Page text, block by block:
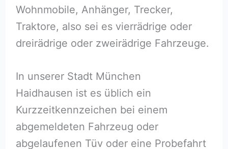
Wohnmobile, Anhänger, Trecker,
Traktore, also sei es vierrädrige oder
dreirädrige oder zweirädrige Fahrzeuge.
In unserer Stadt München
Haidhausen ist es üblich ein
Kurzzeitkennzeichen bei einem
abgemeldeten Fahrzeug oder
abgelaufenen Tüv oder eine Probefahrt